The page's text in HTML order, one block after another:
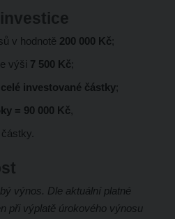
v hodnotě 200 000 Kč;
výši 7 500 Kč;
investované částky;
= 90 000 Kč,
výnos. Dle aktuální platné
při výplatě úrokového výnosu